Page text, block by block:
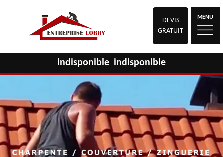
DEVIS
GRATUIT
MENU
indisponible indisponible